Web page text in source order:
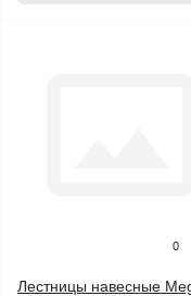
0
Лестницы навесные